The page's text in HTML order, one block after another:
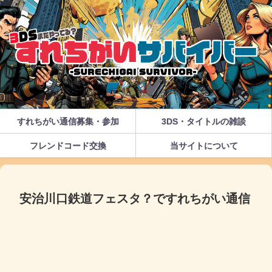
すれちがい通信募集・参加 3DS・タイトルの雑談
フレンドコード交換 当サイトについて
安治川口鉄道フェスタ？ですれちがい通信